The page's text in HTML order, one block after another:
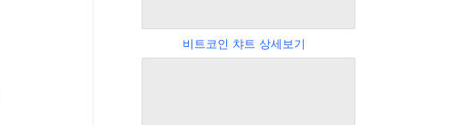
비트코인 챠트 상세보기